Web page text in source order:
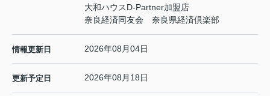
大和ハウスD-Partner加盟店
奈良経済同友会 奈良県経済倶楽部
情報更新日 2026年08月04日
更新予定日 2026年08月18日